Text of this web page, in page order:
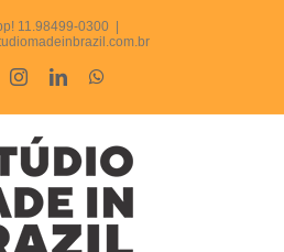
11.98499-0300
InstagramLinkedIn